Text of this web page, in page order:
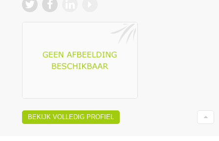
BEKIJK VOLLEDIG PROFIEL